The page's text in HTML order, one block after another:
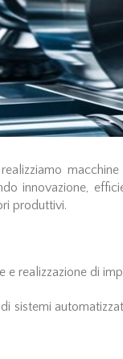
innovazione,
produttivi.
e realizzazione di
sistemi